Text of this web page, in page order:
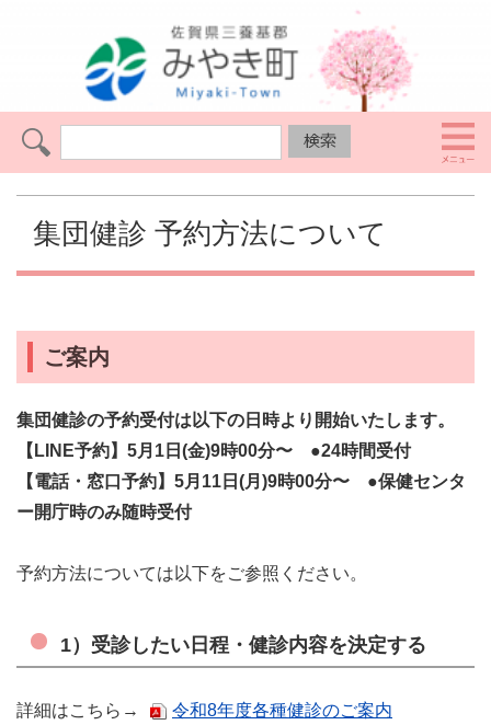
集団健診 予約方法について
ご案内
集団健診の予約受付は以下の日時より開始いたします。
【LINE予約】 5月1日(金)9時00分〜 ●24時間受付
【電話・窓口予約】 5月11日(月)9時00分〜 ●保健センタ
ー開庁時のみ随時受付
予約方法については以下をご参照ください。
1）受診したい日程・健診内容を決定する
詳細はこちら→ 令和8年度各種健診のご案内